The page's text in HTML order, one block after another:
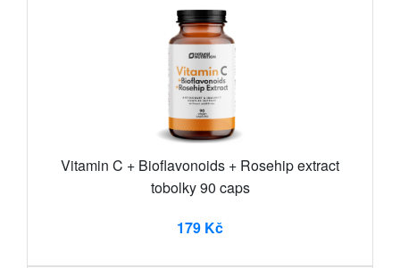
Vitamin C + Bioflavonoids + Rosehip extract
tobolky 90 caps
179 Kč